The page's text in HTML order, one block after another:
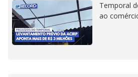
Temporal
ao